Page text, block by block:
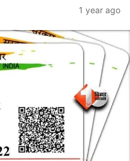
1 year ago